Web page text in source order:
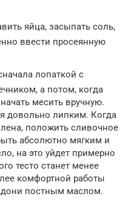
яйца, засыпать соль,
ввести просеянную
лопаткой с
а потом, когда
месить вручную.
довольно липким. Когда
положить сливочное
абсолютно мягким и
на это уйдет примерно
тесто станет менее
комфортной работы
постным маслом.